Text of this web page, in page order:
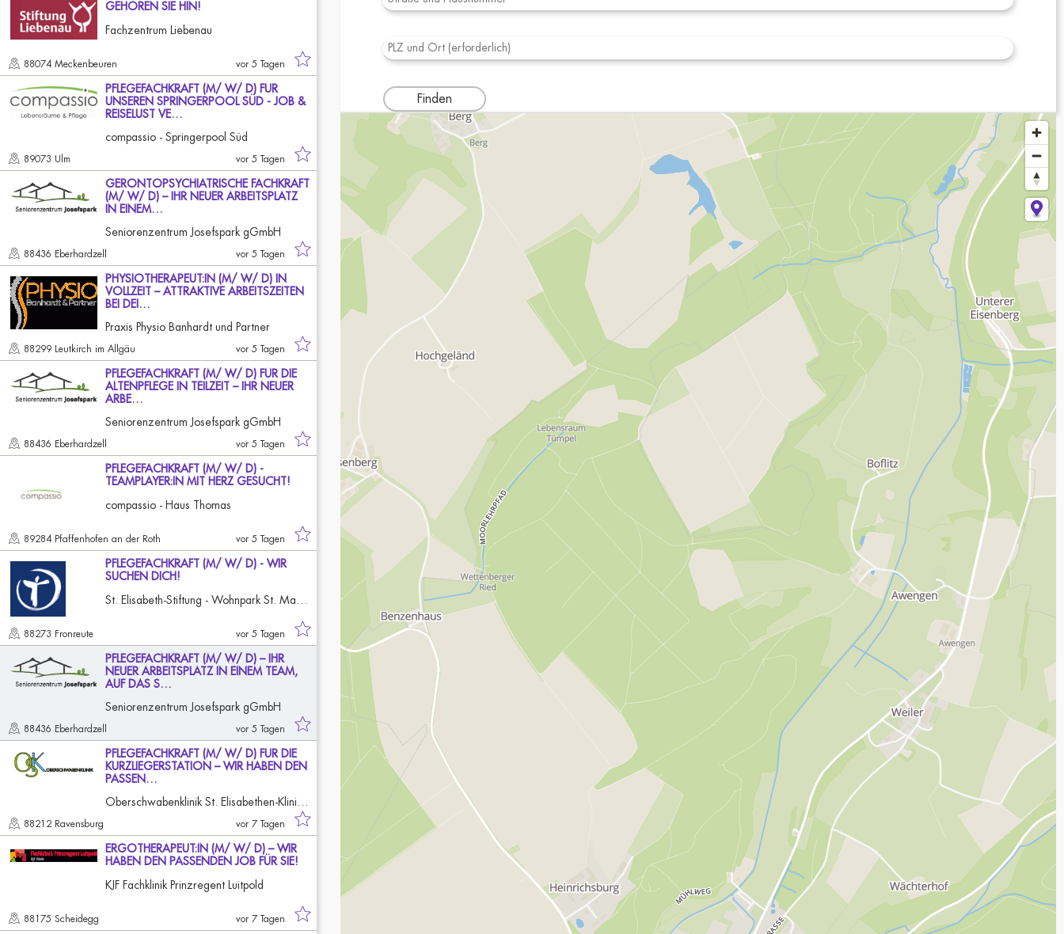
GEHÖREN SIE HIN!
Fachzentrum Liebenau
88074 Meckenbeuren vor 5 Tagen
PFLEGEFACHKRAFT (M/ W/ D) FÜR
UNSEREN SPRINGERPOOL SÜD - JOB &
REISELUST VE…
compassio - Springerpool Süd
89073 Ulm vor 5 Tagen
GERONTOPSYCHIATRISCHE FACHKRAFT
(M/ W/ D) – IHR NEUER ARBEITSPLATZ
IN EINEM…
Seniorenzentrum Josefspark gGmbH
88436 Eberhardzell vor 5 Tagen
PHYSIOTHERAPEUT:IN (M/ W/ D) IN
VOLLZEIT – ATTRAKTIVE ARBEITSZEITEN
BEI DEI…
Praxis Physio Banhardt und Partner
88299 Leutkirch im Allgäu vor 5 Tagen
PFLEGEFACHKRAFT (M/ W/ D) FÜR DIE
ALTENPFLEGE IN TEILZEIT – IHR NEUER
ARBE…
Seniorenzentrum Josefspark gGmbH
88436 Eberhardzell vor 5 Tagen
PFLEGEFACHKRAFT (M/ W/ D) -
TEAMPLAYER:IN MIT HERZ GESUCHT!
compassio - Haus Thomas
89284 Pfaffenhofen an der Roth vor 5 Tagen
PFLEGEFACHKRAFT (M/ W/ D) - WIR
SUCHEN DICH!
88273 Fronreute vor 5 Tagen
PFLEGEFACHKRAFT (M/ W/ D) – IHR
NEUER ARBEITSPLATZ IN EINEM TEAM,
AUF DAS S…
Seniorenzentrum Josefspark gGmbH
88436 Eberhardzell vor 5 Tagen
PFLEGEFACHKRAFT (M/ W/ D) FÜR DIE
KURZLIEGERSTATION – WIR HABEN DEN
PASSEN…
88212 Ravensburg vor 7 Tagen
ERGOTHERAPEUT:IN (M/ W/ D) – WIR
HABEN DEN PASSENDEN JOB FÜR SIE!
KJF Fachklinik Prinzregent Luitpold
88175 Scheidegg vor 7 Tagen
Finden